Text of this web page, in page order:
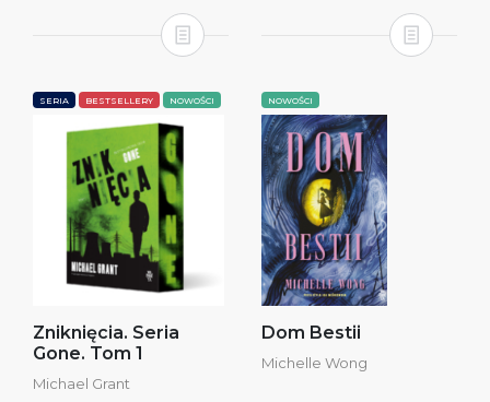
SERIA BESTSELLERY NOWOŚCI
Zniknięcia. Seria
Gone. Tom 1
Michael Grant
NOWOŚCI
Dom Bestii
Michelle Wong